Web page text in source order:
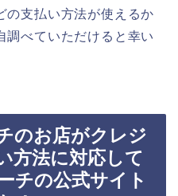
の支払い方法が使えるか
調べていただけると幸い
のお店がクレジ
方法に対応して
チの公式サイト